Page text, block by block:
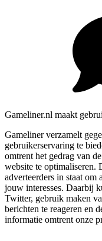
Gameliner.nl maakt
Gameliner verzamelt
gebruikerservaring te
omtrent het gedrag van
website te optimaliseren.
adverteerders in staat om
jouw interesses. Daarbij
Twitter, gebruik maken
berichten te reageren en
informatie omtrent onze